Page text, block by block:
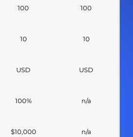
100 100
10 10
USD USD
100% n/a
$10,000 n/a